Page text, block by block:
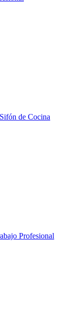
de Cocina
Profesional